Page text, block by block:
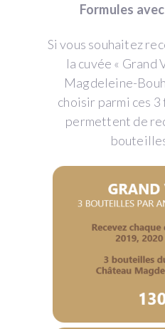
Formules
Si vous souhaitez
la cuvée « Grand
Magdeleine-
choisir parmi ces
permettent de